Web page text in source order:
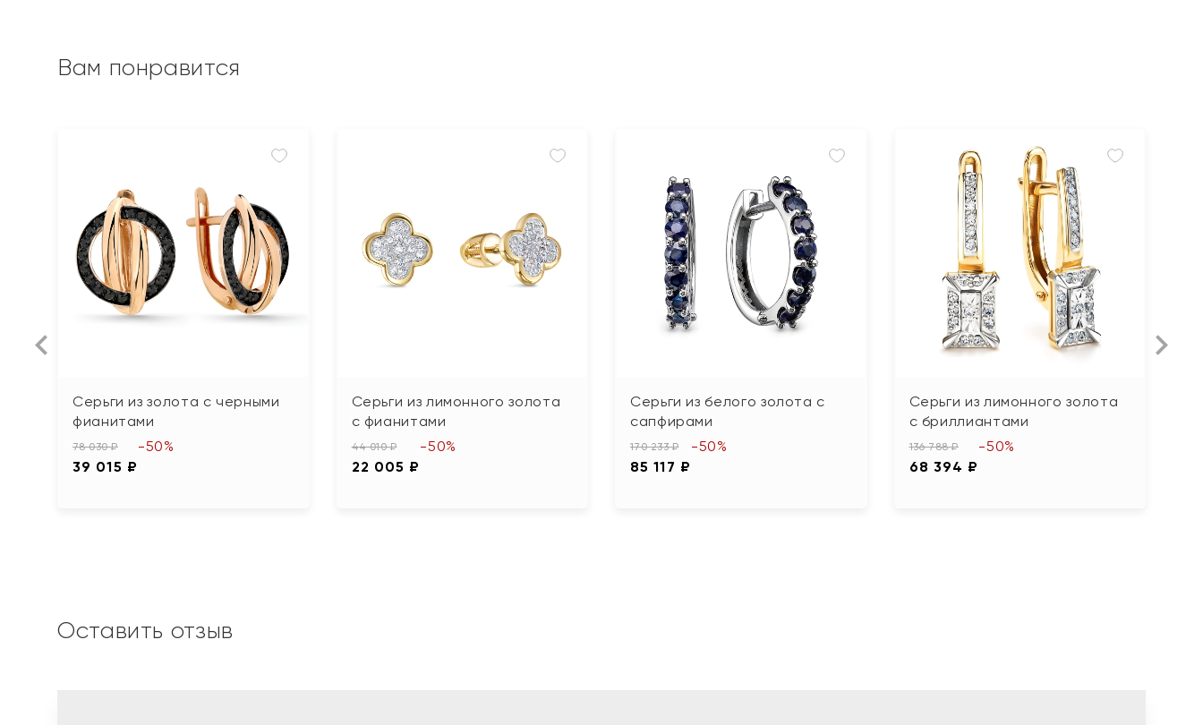
Вам понравится
Серьги из золота с черными
фианитами
78 030 ₽
39 015 ₽
-50%
Серьги из лимонного золота
с фианитами
44 010 ₽
22 005 ₽
-50%
Серьги из белого золота с
сапфирами
170 233 ₽
85 117 ₽
-50%
Серьги из лимонного золота
с бриллиантами
136 788 ₽
68 394 ₽
-50%
Оставить отзыв